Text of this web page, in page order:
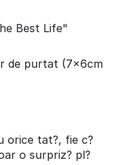
Best Life"
de purtat (7x6cm
orice tat?, fie c?
o surpriz? pl?